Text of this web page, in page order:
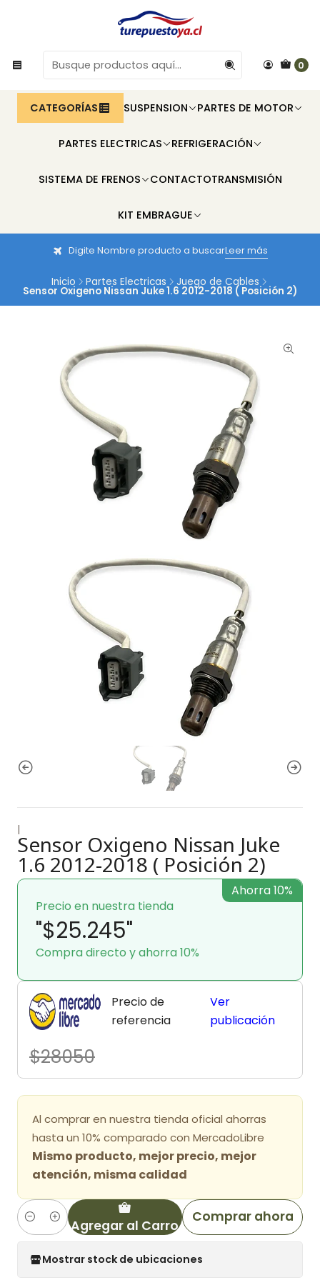
0
CATEGORÍAS SUSPENSION PARTES DE MOTOR
PARTES ELECTRICAS REFRIGERACIÓN
SISTEMA DE FRENOS CONTACTOTRANSMISIÓN
KIT EMBRAGUE
Digite Nombre producto a buscarLeer más
Inicio Partes Electricas Juego de Cables
Sensor Oxigeno Nissan Juke 1.6 2012-2018 ( Posición 2)
|
Sensor Oxigeno Nissan Juke
1.6 2012-2018 ( Posición 2)
Precio en nuestra tienda
"$25.245"
Compra directo y ahorra 10%
Ahorra 10%
Precio de
referencia
$28050
Ver
publicación
Al comprar en nuestra tienda oficial ahorras
hasta un 10% comparado con MercadoLibre
Mismo producto, mejor precio, mejor
atención, misma calidad
Cantidad Agregar al Carro
Comprar ahora
Mostrar stock de ubicaciones